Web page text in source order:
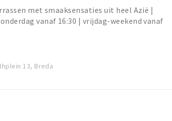
met smaaksensaties uit heel Azië |
vanaf 16:30 | vrijdag-weekend vanaf
13, Breda